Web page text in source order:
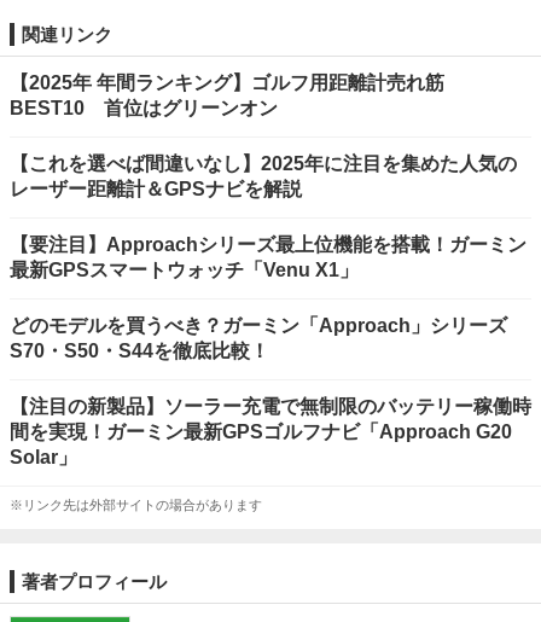
関連リンク
【2025年 年間ランキング】ゴルフ用距離計売れ筋
BEST10 首位はグリーンオン
【これを選べば間違いなし】2025年に注目を集めた人気の
レーザー距離計＆GPSナビを解説
【要注目】Approachシリーズ最上位機能を搭載！ガーミン
最新GPSスマートウォッチ「Venu X1」
どのモデルを買うべき？ガーミン「Approach」シリーズ
S70・S50・S44を徹底比較！
【注目の新製品】ソーラー充電で無制限のバッテリー稼働時
間を実現！ガーミン最新GPSゴルフナビ「Approach G20
Solar」
※リンク先は外部サイトの場合があります
著者プロフィール